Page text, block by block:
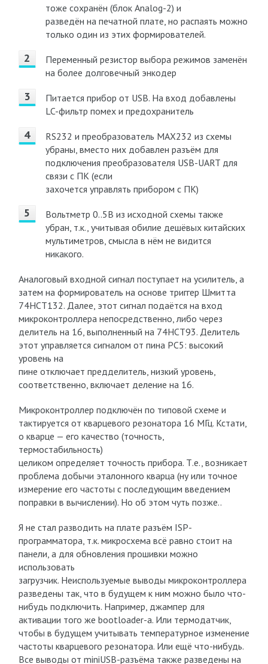
тоже сохранён (блок Analog-2) и
разведён на печатной плате, но распаять можно
только один из этих формирователей.
Переменный резистор выбора режимов заменён
на более долговечный энкодер
Питается прибор от USB. На вход добавлены
LC-фильтр помех и предохранитель
RS232 и преобразователь MAX232 из схемы
убраны, вместо них добавлен разъём для
подключения преобразователя USB-UART для
связи с ПК (если
захочется управлять прибором с ПК)
Вольтметр 0..5В из исходной схемы также
убран, т.к., учитывая обилие дешёвых китайских
мультиметров, смысла в нём не видится
никакого.
Аналоговый входной сигнал поступает на усилитель, а
затем на формирователь на основе триггер Шмитта
74HCT132. Далее, этот сигнал подаётся на вход
микроконтроллера непосредственно, либо через
делитель на 16, выполненный на 74HCT93. Делитель
этот управляется сигналом от пина PC5: высокий
уровень на
пине отключает предделитель, низкий уровень,
соответственно, включает деление на 16.
Микроконтроллер подключён по типовой схеме и
тактируется от кварцевого резонатора 16 МГц. Кстати,
о кварце — его качество (точность,
термостабильность)
целиком определяет точность прибора. Т.е., возникает
проблема добычи эталонного кварца (ну или точное
измерение его частоты с последующим введением
поправки в вычислении). Но об этом чуть позже..
Я не стал разводить на плате разъём ISP-
программатора, т.к. микросхема всё равно стоит на
панели, а для обновления прошивки можно
использовать
загрузчик. Неиспользуемые выводы микроконтроллера
разведены так, что в будущем к ним можно было что-
нибудь подключить. Например, джампер для
активации того же bootloader-а. Или термодатчик,
чтобы в будущем учитывать температурное изменение
частоты кварцевого резонатора. Или ещё что-нибудь.
Все выводы от miniUSB-разъёма также разведены на